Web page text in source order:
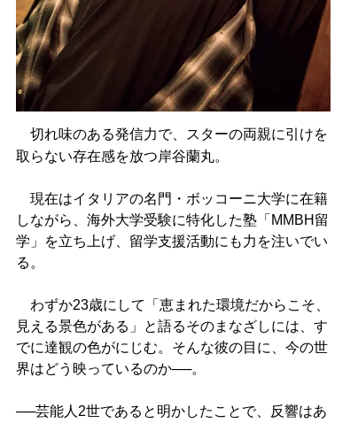
切れ味のある発信力で、スターの両親に引けを
取らない存在感を放つ岸谷蘭丸。
現在はイタリアの名門・ボッコーニ大学に在籍
しながら、海外大学受験に特化した塾「MMBH留
学」を立ち上げ、留学支援活動にも力を注いでい
る。
わずか23歳にして「恵まれた環境だからこそ、
見える景色がある」と語るそのまなざしには、す
でに達観の色がにじむ。そんな彼の目に、今の世
界はどう映っているのか──。
──芸能人2世であると明かしたことで、反響はあ